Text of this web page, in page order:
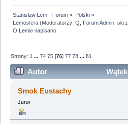
Stanisław Lem - Forum » Polski»
Lemosfera (Moderatorzy:Q Forum Admin ,
O Lemie napisano
Strony: 1 ...74 75 [76]77 78 ...81
Autor
(Przeczytany 2657921 razy)
Smok Eustachy
Juror